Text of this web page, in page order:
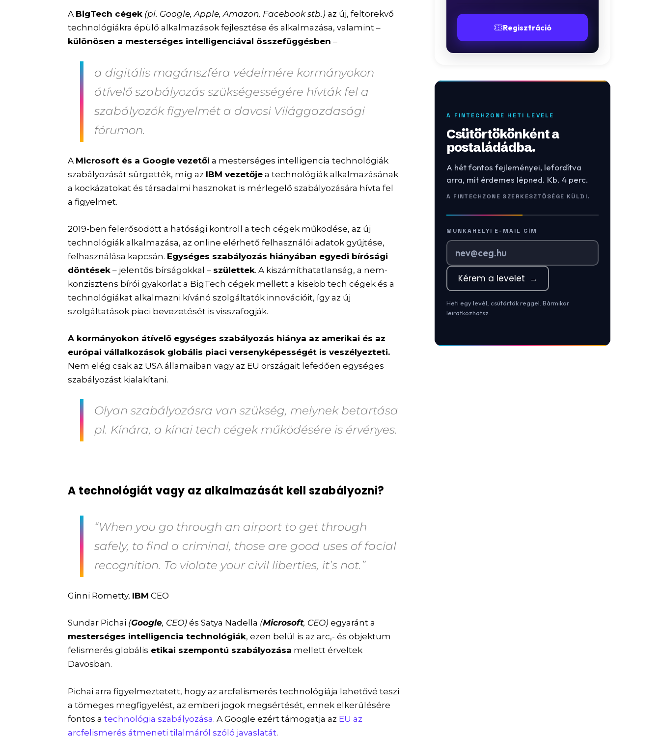
A BigTech cégek (pl. Google, Apple, Amazon, Facebook stb.) az új, feltörekvő
technológiákra épülő alkalmazások fejlesztése és alkalmazása, valamint –
különösen a mesterséges intelligenciával összefüggésben –
a digitális magánszféra védelmére kormányokon
átívelő szabályozás szükségességére hívták fel a
szabályozók figyelmét a davosi Világgazdasági
fórumon.
A Microsoft és a Google vezetői a mesterséges intelligencia technológiák
szabályozását sürgették, míg az IBM vezetője a technológiák alkalmazásának
a kockázatokat és társadalmi hasznokat is mérlegelő szabályozására hívta fel
a figyelmet.
2019-ben felerősödött a hatósági kontroll a tech cégek működése, az új
technológiák alkalmazása, az online elérhető felhasználói adatok gyűjtése,
felhasználása kapcsán. Egységes szabályozás hiányában egyedi bírósági
döntések – jelentős bírságokkal – születtek. A kiszámíthatatlanság, a nem-
konzisztens bírói gyakorlat a BigTech cégek mellett a kisebb tech cégek és a
technológiákat alkalmazni kívánó szolgáltatók innovációit, így az új
szolgáltatások piaci bevezetését is visszafogják.
A kormányokon átívelő egységes szabályozás hiánya az amerikai és az
európai vállalkozások globális piaci versenyképességét is veszélyezteti.
Nem elég csak az USA államaiban vagy az EU országait lefedően egységes
szabályozást kialakítani.
Olyan szabályozásra van szükség, melynek betartása
pl. Kínára, a kínai tech cégek működésére is érvényes.
A technológiát vagy az alkalmazását kell szabályozni?
“When you go through an airport to get through
safely, to find a criminal, those are good uses of facial
recognition. To violate your civil liberties, it’s not.”
Ginni Rometty, IBM CEO
Sundar Pichai (Google, CEO) és Satya Nadella (Microsoft, CEO) egyaránt a
mesterséges intelligencia technológiák, ezen belül is az arc,- és objektum
felismerés globális etikai szempontú szabályozása mellett érveltek
Davosban.
Pichai arra figyelmeztetett, hogy az arcfelismerés technológiája lehetővé teszi
a tömeges megfigyelést, az emberi jogok megsértését, ennek elkerülésére
fontos atechnológia szabályozása. A Google ezért támogatja az EU az
arcfelismerés átmeneti tilalmáról szóló javaslatát.
Regisztráció
A FINTECHZONE HETI LEVELE
Csütörtökönként a
postaládádba.
A hét fontos fejleményei, lefordítva
arra, mit érdemes lépned. Kb. 4 perc.
A FINTECHZONE SZERKESZTŐSÉGE KÜLDI.
MUNKAHELYI E-MAIL CÍM
Kérem a levelet →
Heti egy levél, csütörtök reggel. Bármikor
leiratkozhatsz.